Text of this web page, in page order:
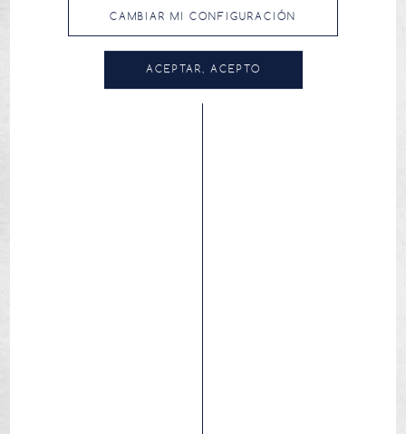
CAMBIAR MI CONFIGURACIÓN
ACEPTAR, ACEPTO